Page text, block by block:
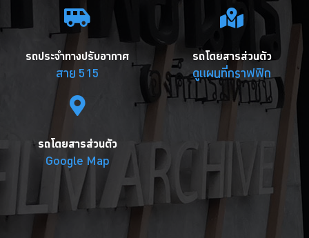
รถประจำทางปรับอากาศ
สาย 515
รถโดยสารส่วนตัว
ดูแผนที่กราฟฟิก
รถโดยสารส่วนตัว
Google Map